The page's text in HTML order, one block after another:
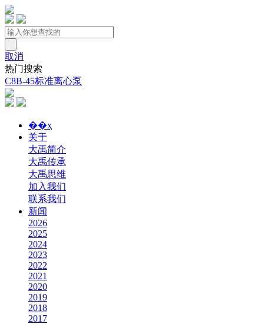
取消
热门搜索
C8B-45标准离心泵
��ҳ
关于
大禹简介
大禹传承
大禹思维
加入我们
联系我们
新闻
2026
2025
2024
2023
2022
2021
2020
2019
2018
2017